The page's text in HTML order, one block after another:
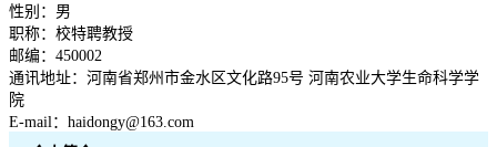
性别：男
职称：校特聘教授
邮编：450002
通讯地址：河南省郑州市金水区文化路95号 河南农业大学生命科学学
院
E-mail：haidongy@163.com